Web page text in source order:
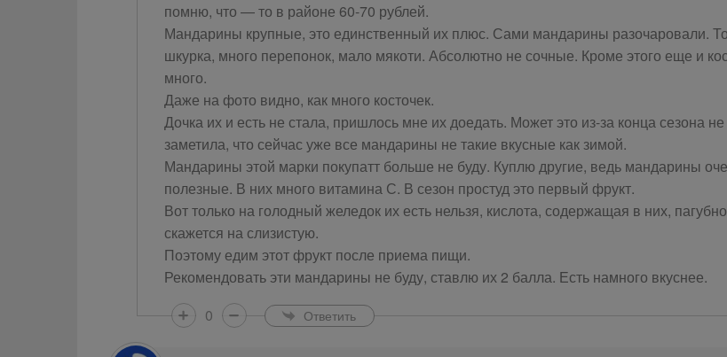
помню, что — то в районе 60-70 рублей.
Мандарины крупные, это единственный их плюс. Сами мандарины разочаровали.
шкурка, много перепонок, мало мякоти. Абсолютно не сочные. Кроме этого еще и
много.
Даже на фото видно, как много косточек.
Дочка их и есть не стала, пришлось мне их доедать. Может это из-за конца сезона
заметила, что сейчас уже все мандарины не такие вкусные как зимой.
Мандарины этой марки покупатт больше не буду. Куплю другие, ведь мандарины
полезные. В них много витамина С. В сезон простуд это первый фрукт.
Вот только на голодный желедок их есть нельзя, кислота, содержащая в них, пагубно
скажется на слизистую.
Поэтому едим этот фрукт после приема пищи.
Рекомендовать эти мандарины не буду, ставлю их 2 балла. Есть намного вкуснее.
0
Ответить